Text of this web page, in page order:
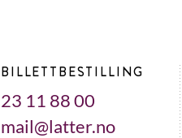
BILLETTBESTILLING
23 11 88 00
mail@latter.no